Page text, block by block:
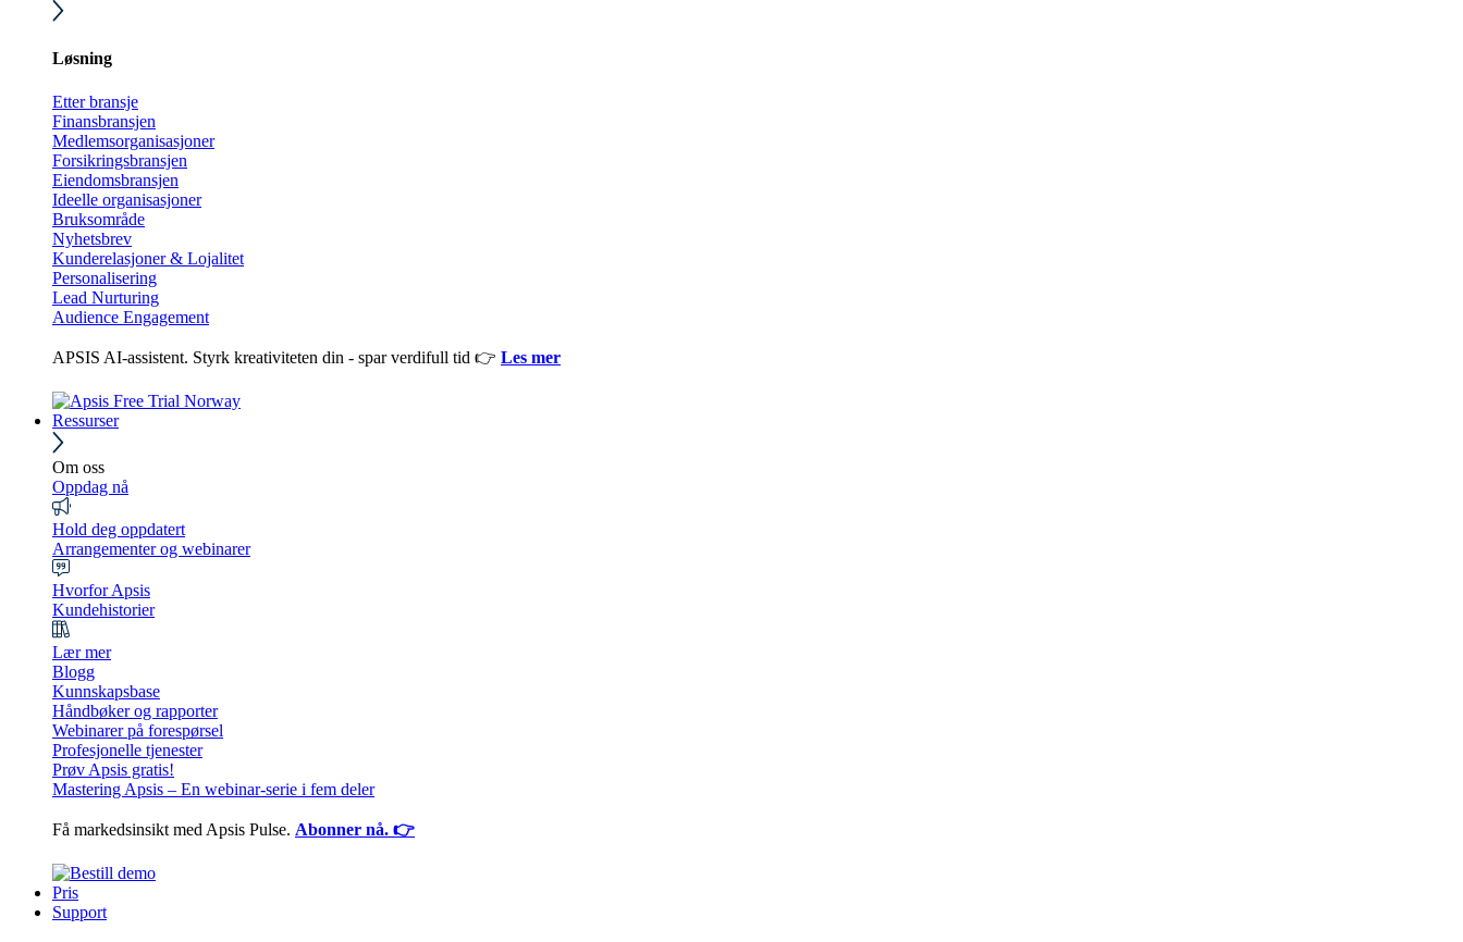
Løsning
Etter bransje
Finansbransjen
Medlemsorganisasjoner
Forsikringsbransjen
Eiendomsbransjen
Ideelle organisasjoner
Bruksområde
Nyhetsbrev
Kunderelasjoner & Lojalitet
Personalisering
Lead Nurturing
Audience Engagement
APSIS AI-assistent. Styrk kreativiteten din - spar verdifull tid 👉 Les mer
Ressurser
Om oss
Oppdag nå
Hold deg oppdatert
Arrangementer og webinarer
Hvorfor Apsis
Kundehistorier
Lær mer
Blogg
Kunnskapsbase
Håndbøker og rapporter
Webinarer på forespørsel
Profesjonelle tjenester
Prøv Apsis gratis!
Mastering Apsis – En webinar-serie i fem deler
Få markedsinsikt med Apsis Pulse. Abonner nå. 👉
Pris
Support